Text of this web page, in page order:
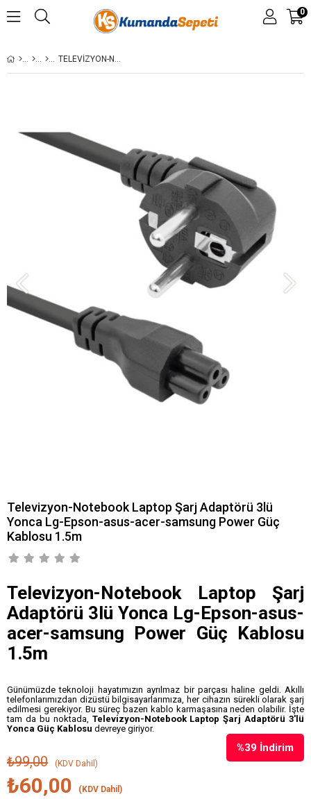
0
TELEVIZYON-NOTEBOOK LAPTOP ŞARJ ADAPTÖRÜ 3LÜ YONCA LG-EPSON-ASUS-ACER-SAMSUNG POWER GÜÇ KABLOSU 1.5M
Televizyon-Notebook Laptop Şarj Adaptörü 3lü
Yonca Lg-Epson-asus-acer-samsung Power Güç
Kablosu 1.5m
Televizyon-Notebook Laptop Şarj
Adaptörü 3lü Yonca Lg-Epson-asus-
acer-samsung Power Güç Kablosu
1.5m
Günümüzde teknoloji hayatımızın ayrılmaz bir parçası haline geldi. Akıllı
telefonlarımızdan dizüstü bilgisayarlarımıza, her cihazın sürekli olarak şarj
edilmesi gerekiyor. Bu süreç bazen kablo karmaşasına neden olabilir. İşte
tam da bu noktada, Televizyon-Notebook Laptop Şarj Adaptörü 3'lü
Yonca Güç Kablosu devreye giriyor.
%39 İndirim
₺99,00 (KDV Dahil)
₺60,00 (KDV Dahil)